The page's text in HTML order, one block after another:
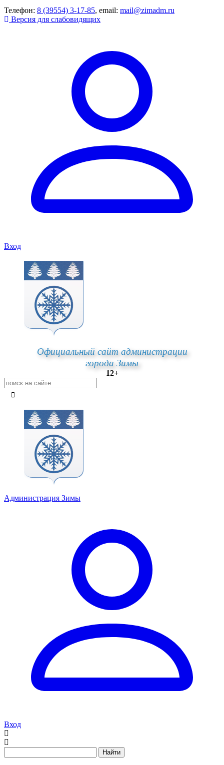
Телефон: 8 (39554) 3-17-85, email: mail@zimadm.ru
Версия для слабовидящих
Вход
Официальный сайт администрации
города Зимы
12+
Администрация Зимы
Вход
Найти